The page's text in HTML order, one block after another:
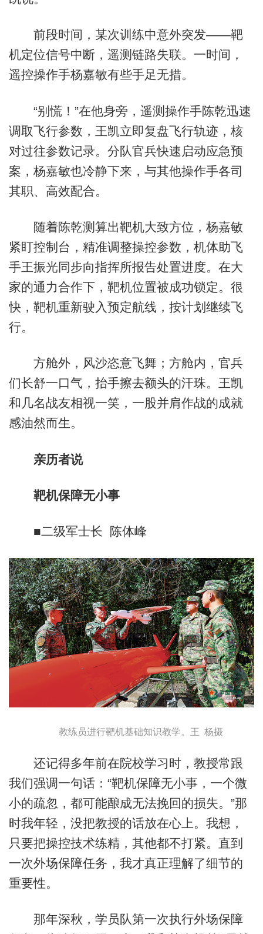
前段时间，某次训练中意外突发——靶
机定位信号中断，遥测链路失联。一时间，
遥控操作手杨嘉敏有些手足无措。
“别慌！”在他身旁，遥测操作手陈乾迅速
调取飞行参数，王凯立即复盘飞行轨迹，核
对过往参数记录。分队官兵快速启动应急预
案，杨嘉敏也冷静下来，与其他操作手各司
其职、高效配合。
随着陈乾测算出靶机大致方位，杨嘉敏
紧盯控制台，精准调整操控参数，机体助飞
手王振光同步向指挥所报告处置进度。在大
家的通力合作下，靶机位置被成功锁定。很
快，靶机重新驶入预定航线，按计划继续飞
行。
方舱外，风沙恣意飞舞；方舱内，官兵
们长舒一口气，抬手擦去额头的汗珠。王凯
和几名战友相视一笑，一股并肩作战的成就
感油然而生。
亲历者说
靶机保障无小事
■二级军士长 陈体峰
教练员进行靶机基础知识教学。王 杨摄
还记得多年前在院校学习时，教授常跟
我们强调一句话：“靶机保障无小事，一个微
小的疏忽，都可能酿成无法挽回的损失。”那
时我年轻，没把教授的话放在心上。我想，
只要把操控技术练精，其他都不打紧。直到
一次外场保障任务，我才真正理解了细节的
重要性。
那年深秋，学员队第一次执行外场保障